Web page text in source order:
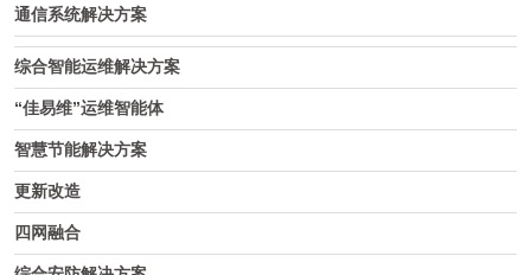
通信系统解决方案
综合智能运维解决方案
“佳易维”运维智能体
智慧节能解决方案
更新改造
四网融合